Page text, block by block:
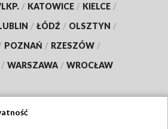
/ KATOWICE / KIELCE /
/ ŁÓDŹ / OLSZTYN /
POZNAŃ / RZESZÓW /
/ WARSZAWA / WROCŁAW